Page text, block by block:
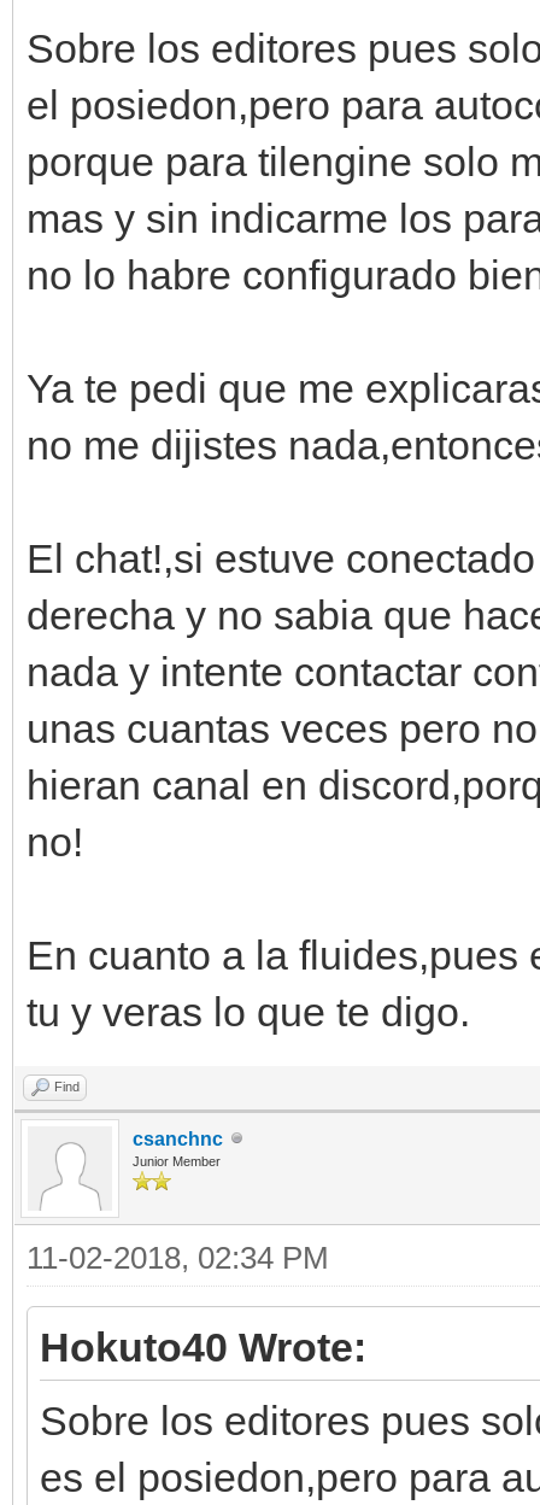
Sobre los editores pues
el posiedon,pero para
porque para tilengine solo
mas y sin indicarme los
no lo habre configurado
Ya te pedi que me
no me dijistes
El chat!,si estuve
derecha y no sabia que
nada y intente contactar
unas cuantas veces pero
hieran canal en
no!
En cuanto a la fluides,pues
tu y veras lo que te digo.
Find
csanchnc
Junior Member
11-02-2018, 02:34 PM
Hokuto40 Wrote:
Sobre los editores pues
es el posiedon,pero para